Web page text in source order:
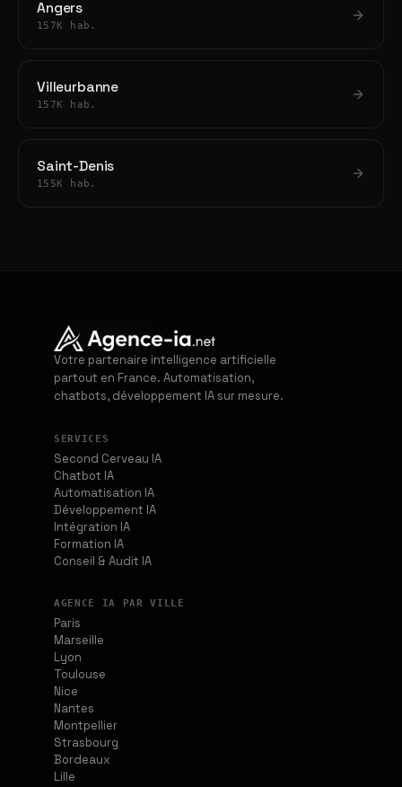
Angers
157K hab.
Villeurbanne
157K hab.
Saint-Denis
155K hab.
Votre partenaire intelligence artificielle
partout en France. Automatisation,
chatbots, développement IA sur mesure.
SERVICES
Second Cerveau IA
Chatbot IA
Automatisation IA
Développement IA
Intégration IA
Formation IA
Conseil & Audit IA
AGENCE IA PAR VILLE
Paris
Marseille
Lyon
Toulouse
Nice
Nantes
Montpellier
Strasbourg
Bordeaux
Lille